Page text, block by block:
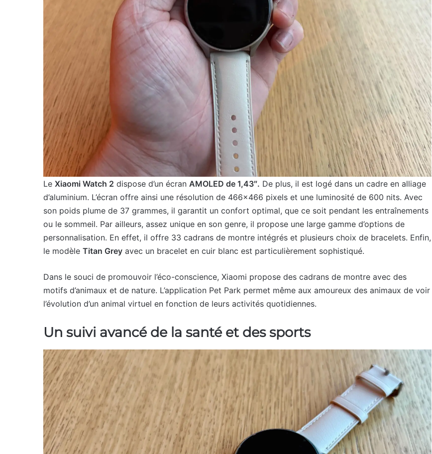
Le Xiaomi Watch 2 dispose d’un écran AMOLED de 1,43″. De plus, il est logé dans un cadre en alliage
d’aluminium. L’écran offre ainsi une résolution de 466×466 pixels et une luminosité de 600 nits. Avec
son poids plume de 37 grammes, il garantit un confort optimal, que ce soit pendant les entraînements
ou le sommeil. Par ailleurs, assez unique en son genre, il propose une large gamme d’options de
personnalisation. En effet, il offre 33 cadrans de montre intégrés et plusieurs choix de bracelets. Enfin,
le modèle Titan Grey avec un bracelet en cuir blanc est particulièrement sophistiqué.
Dans le souci de promouvoir l’éco-conscience, Xiaomi propose des cadrans de montre avec des
motifs d’animaux et de nature. L’application Pet Park permet même aux amoureux des animaux de voir
l’évolution d’un animal virtuel en fonction de leurs activités quotidiennes.
Un suivi avancé de la santé et des sports